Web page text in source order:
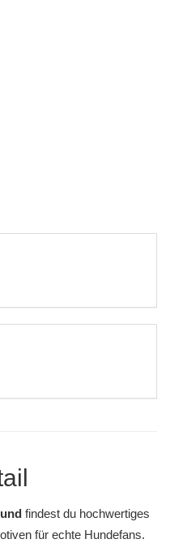
findest du hochwertiges
für echte Hundefans.